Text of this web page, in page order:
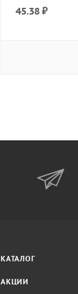
45.38 ₽
КАТАЛОГ
АКЦИИ